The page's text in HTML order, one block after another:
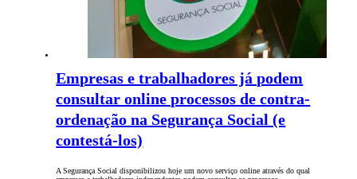
Empresas e trabalhadores já podem
consultar online processos de contra-
ordenação na Segurança Social (e
contestá-los)
A Segurança Social disponibilizou hoje um novo serviço online através do qual